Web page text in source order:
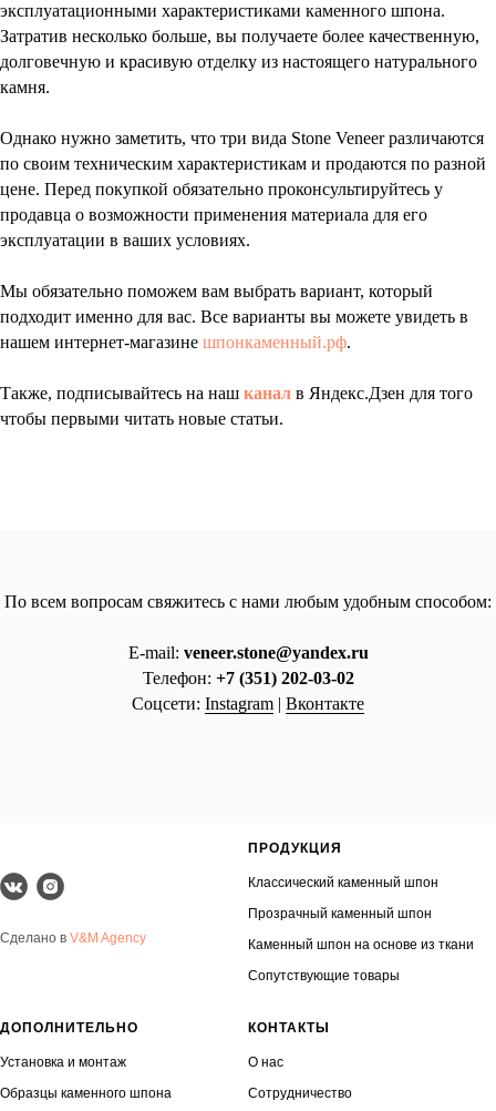
эксплуатационными характеристиками каменного шпона.
Затратив несколько больше, вы получаете более качественную,
долговечную и красивую отделку из настоящего натурального
камня.
Однако нужно заметить, что три вида Stone Veneer различаются
по своим техническим характеристикам и продаются по разной
цене. Перед покупкой обязательно проконсультируйтесь у
продавца о возможности применения материала для его
эксплуатации в ваших условиях.
Мы обязательно поможем вам выбрать вариант, который
подходит именно для вас. Все варианты вы можете увидеть в
нашем интернет-магазине шпонкаменный.рф.
Также, подписывайтесь на наш канал в Яндекс.Дзен для того
чтобы первыми читать новые статьи.
По всем вопросам свяжитесь с нами любым удобным способом:
E-mail: veneer.stone@yandex.ru
Телефон: +7 (351) 202-03-02
Соцсети: Instagram | Вконтакте
Сделано в V&M Agency
ПРОДУКЦИЯ
Классический каменный шпон
Прозрачный каменный шпон
Каменный шпон на основе из ткани
Сопутствующие товары
ДОПОЛНИТЕЛЬНО
Установка и монтаж
Образцы каменного шпона
КОНТАКТЫ
О нас
Сотрудничество